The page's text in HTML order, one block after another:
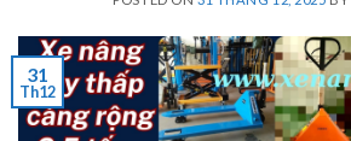
31
Th12